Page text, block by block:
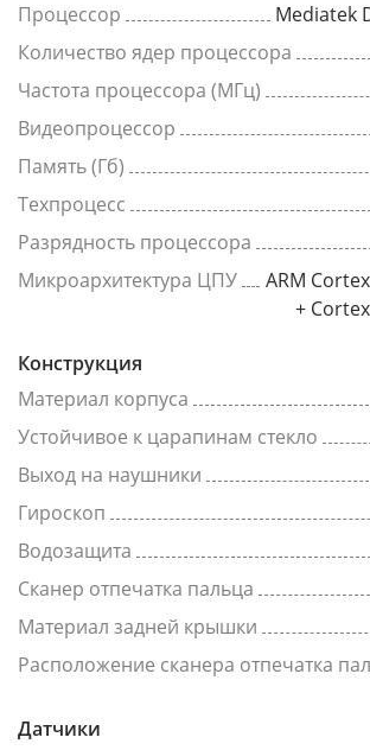
Процессор
Mediatek
Количество ядер процессора
Частота процессора (МГц)
Видеопроцессор
Память (Гб)
Техпроцесс
Разрядность процессора
Микроархитектура ЦПУ
ARM
+
Конструкция
Материал корпуса
Устойчивое к царапинам стекло
Выход на наушники
Гироскоп
Водозащита
Сканер отпечатка пальца
Материал задней крышки
Расположение сканера отпечатка
Датчики